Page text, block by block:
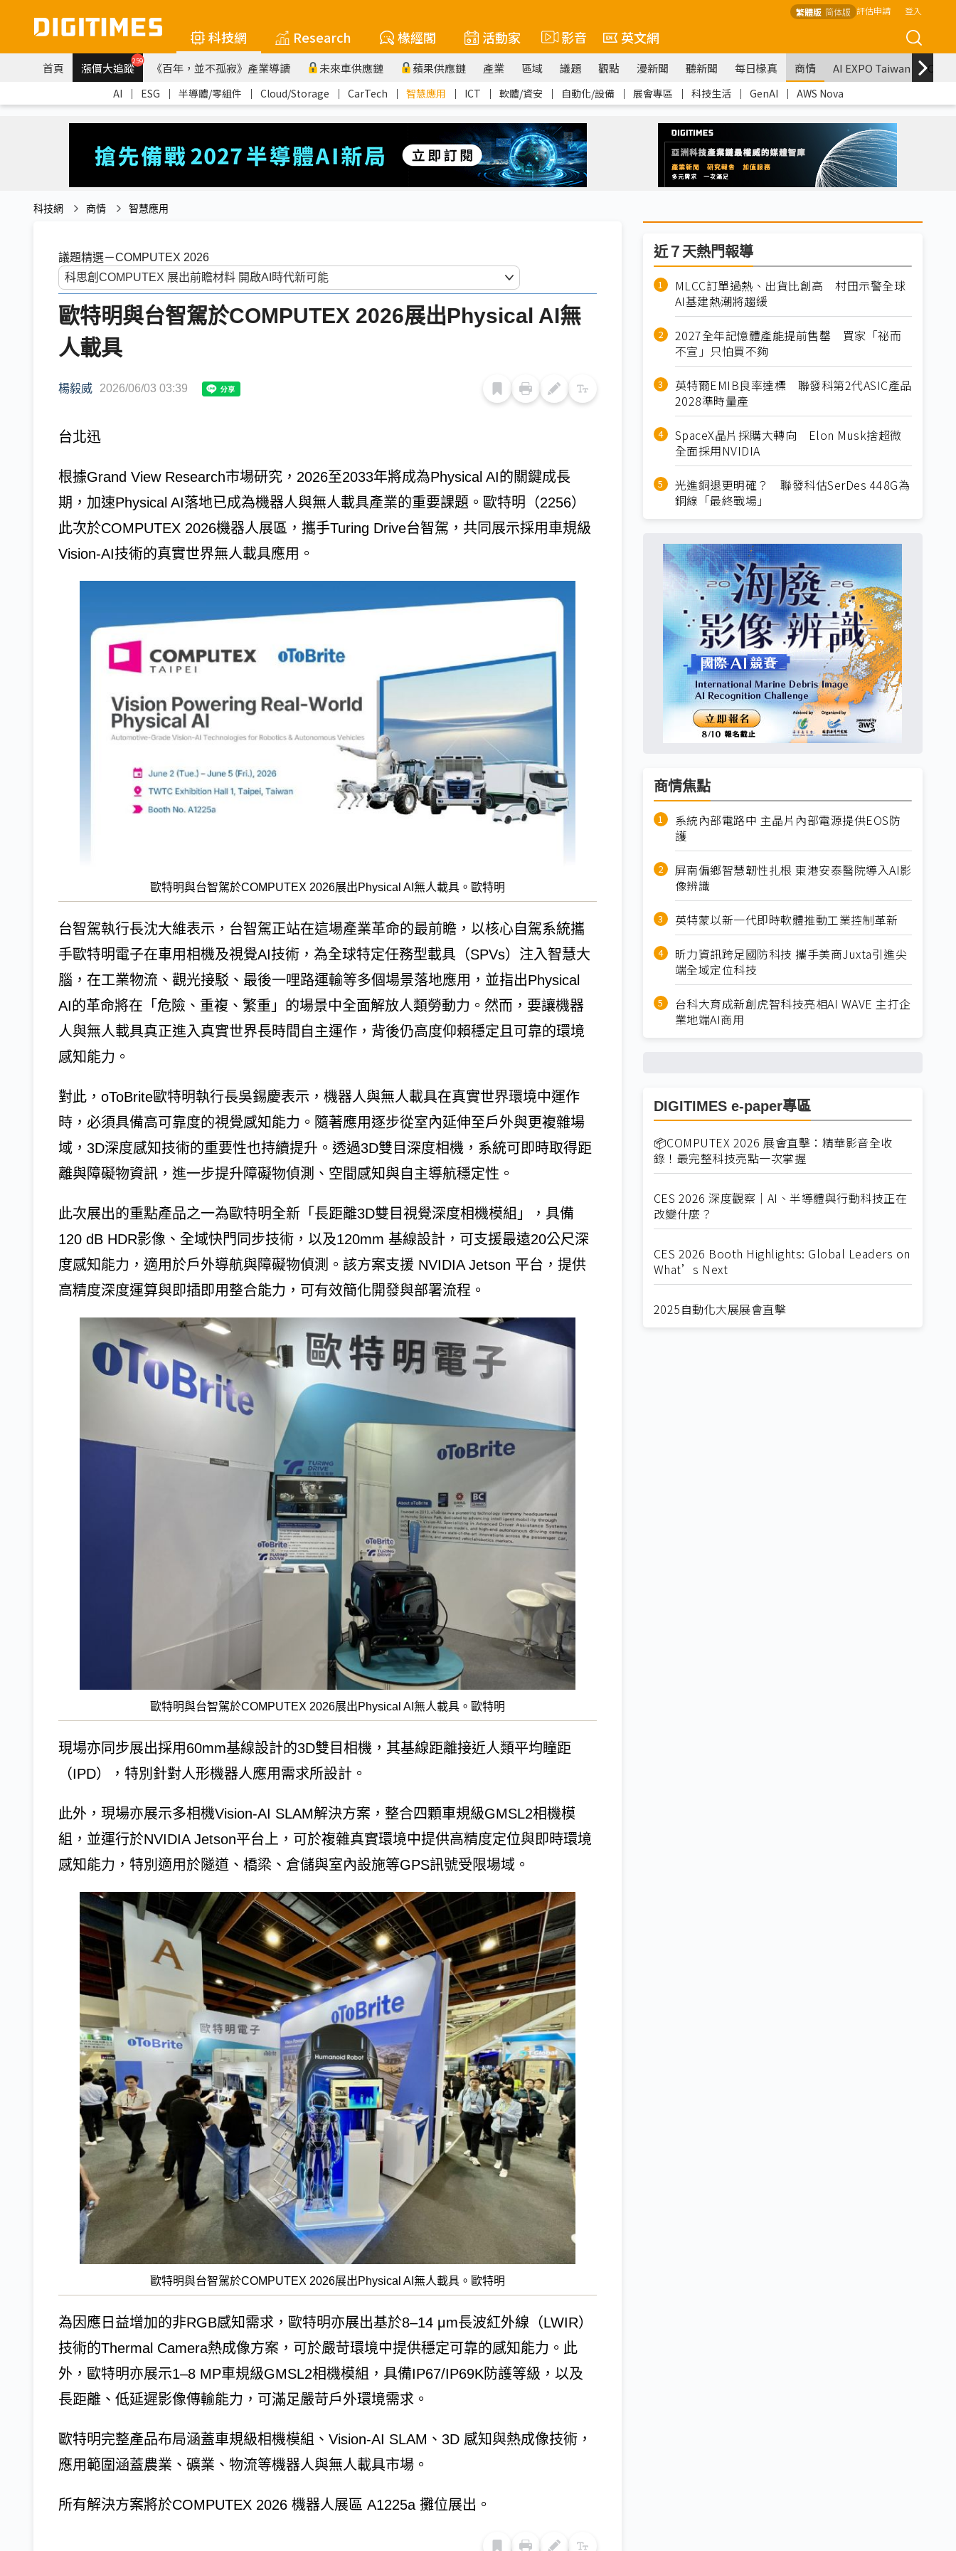
繁體版 简体版 評估申請 登入
科技網 Research 椽經閣 活動家 影音 英文網
首頁 漲價大追蹤259 《百年，並不孤寂》產業導讀 未來車供應鏈 蘋果供應鏈 產業 區域 議題 觀點 漫新聞 聽新聞 每日椽真 商情 AI EXPO Taiwan
AI ｜ ESG ｜ 半導體/零組件 ｜ Cloud/Storage ｜ CarTech ｜ 智慧應用 ｜ ICT ｜ 軟體/資安 ｜ 自動化/設備 ｜ 展會專區 ｜ 科技生活 ｜ GenAI ｜ AWS Nova
科技網 商情 智慧應用
議題精選－COMPUTEX 2026
歐特明與台智駕於COMPUTEX 2026展出Physical AI無
人載具
楊毅威 2026/06/03 03:39
台北迅
根據Grand View Research市場研究，2026至2033年將成為Physical AI的關鍵成長
期，加速Physical AI落地已成為機器人與無人載具產業的重要課題。歐特明（2256）
此次於COMPUTEX 2026機器人展區，攜手Turing Drive台智駕，共同展示採用車規級
Vision-AI技術的真實世界無人載具應用。
歐特明與台智駕於COMPUTEX 2026展出Physical AI無人載具。歐特明
台智駕執行長沈大維表示，台智駕正站在這場產業革命的最前瞻，以核心自駕系統攜
手歐特明電子在車用相機及視覺AI技術，為全球特定任務型載具（SPVs）注入智慧大
腦，在工業物流、觀光接駁、最後一哩路運輸等多個場景落地應用，並指出Physical
AI的革命將在「危險、重複、繁重」的場景中全面解放人類勞動力。然而，要讓機器
人與無人載具真正進入真實世界長時間自主運作，背後仍高度仰賴穩定且可靠的環境
感知能力。
對此，oToBrite歐特明執行長吳錫慶表示，機器人與無人載具在真實世界環境中運作
時，必須具備高可靠度的視覺感知能力。隨著應用逐步從室內延伸至戶外與更複雜場
域，3D深度感知技術的重要性也持續提升。透過3D雙目深度相機，系統可即時取得距
離與障礙物資訊，進一步提升障礙物偵測、空間感知與自主導航穩定性。
此次展出的重點產品之一為歐特明全新「長距離3D雙目視覺深度相機模組」，具備
120 dB HDR影像、全域快門同步技術，以及120mm 基線設計，可支援最遠20公尺深
度感知能力，適用於戶外導航與障礙物偵測。該方案支援 NVIDIA Jetson 平台，提供
高精度深度運算與即插即用整合能力，可有效簡化開發與部署流程。
歐特明與台智駕於COMPUTEX 2026展出Physical AI無人載具。歐特明
現場亦同步展出採用60mm基線設計的3D雙目相機，其基線距離接近人類平均瞳距
（IPD），特別針對人形機器人應用需求所設計。
此外，現場亦展示多相機Vision-AI SLAM解決方案，整合四顆車規級GMSL2相機模
組，並運行於NVIDIA Jetson平台上，可於複雜真實環境中提供高精度定位與即時環境
感知能力，特別適用於隧道、橋梁、倉儲與室內設施等GPS訊號受限場域。
歐特明與台智駕於COMPUTEX 2026展出Physical AI無人載具。歐特明
為因應日益增加的非RGB感知需求，歐特明亦展出基於8–14 μm長波紅外線（LWIR）
技術的Thermal Camera熱成像方案，可於嚴苛環境中提供穩定可靠的感知能力。此
外，歐特明亦展示1–8 MP車規級GMSL2相機模組，具備IP67/IP69K防護等級，以及
長距離、低延遲影像傳輸能力，可滿足嚴苛戶外環境需求。
歐特明完整產品布局涵蓋車規級相機模組、Vision-AI SLAM、3D 感知與熱成像技術，
應用範圍涵蓋農業、礦業、物流等機器人與無人載具市場。
所有解決方案將於COMPUTEX 2026 機器人展區 A1225a 攤位展出。
近７天熱門報導
MLCC訂單過熱、出貨比創高 村田示警全球
AI基建熱潮將趨緩
2027全年記憶體產能提前售罄 買家「祕而
不宣」只怕買不夠
英特爾EMIB良率達標 聯發科第2代ASIC產品
2028準時量產
SpaceX晶片採購大轉向 Elon Musk捨超微
全面採用NVIDIA
光進銅退更明確？ 聯發科估SerDes 448G為
銅線「最終戰場」
商情焦點
系統內部電路中 主晶片內部電源提供EOS防
護
屏南偏鄉智慧韌性扎根 東港安泰醫院導入AI影
像辨識
英特蒙以新一代即時軟體推動工業控制革新
昕力資訊跨足國防科技 攜手美商Juxta引進尖
端全域定位科技
台科大育成新創虎智科技亮相AI WAVE 主打企
業地端AI商用
DIGITIMES e-paper專區
📦COMPUTEX 2026 展會直擊：精華影音全收
錄！最完整科技亮點一次掌握
CES 2026 深度觀察｜AI、半導體與行動科技正在
改變什麼？
CES 2026 Booth Highlights: Global Leaders on
What’s Next
2025自動化大展展會直擊